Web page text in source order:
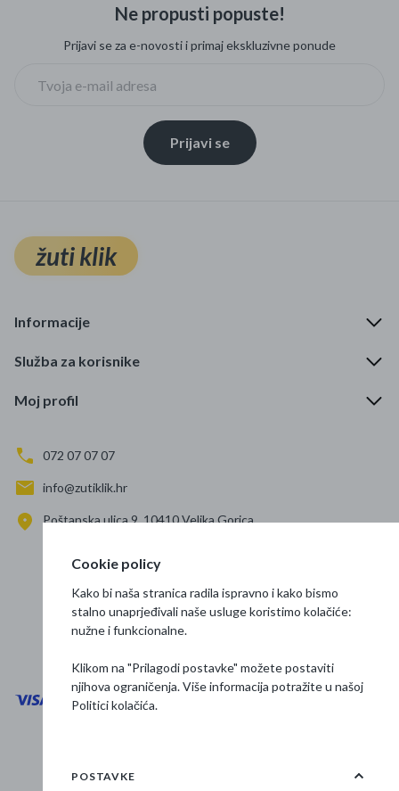
Ne propusti popuste!
Prijavi se za e-novosti i primaj ekskluzivne ponude
Prijavi se
žuti klik
Informacije
Služba za korisnike
Moj profil
072 07 07 07
info@zutiklik.hr
Poštanska ulica 9, 10410 Velika Gorica
Prati nas
Osnovne informacije
Cookie policy
Kako bi naša stranica radila ispravno i kako bismo
stalno unaprjeđivali naše usluge koristimo kolačiće:
nužne i funkcionalne.
Klikom na "Prilagodi postavke" možete postaviti
njihova ograničenja. Više informacija potražite u našoj
Politici kolačića.
POSTAVKE